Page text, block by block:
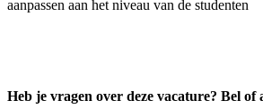
aanpassen aan het niveau van de studenten
Heb je vragen over deze vacature? Bel of